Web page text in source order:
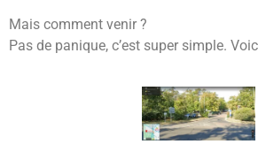
Mais comment venir ?
Pas de panique, c’est super simple.